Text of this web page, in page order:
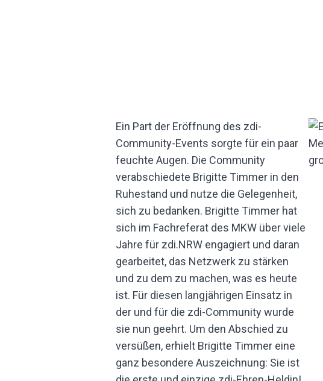
Ein Part der Eröffnung des zdi-
Community-Events sorgte für ein paar
feuchte Augen. Die Community
verabschiedete Brigitte Timmer in den
Ruhestand und nutze die Gelegenheit,
sich zu bedanken. Brigitte Timmer hat
sich im Fachreferat des MKW über viele
Jahre für zdi.NRW engagiert und daran
gearbeitet, das Netzwerk zu stärken
und zu dem zu machen, was es heute
ist. Für diesen langjährigen Einsatz in
der und für die zdi-Community wurde
sie nun geehrt. Um den Abschied zu
versüßen, erhielt Brigitte Timmer eine
ganz besondere Auszeichnung: Sie ist